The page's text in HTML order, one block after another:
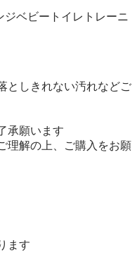
ベビートイレトレーニ
としきれない汚れなどご
承願います
理解の上、ご購入をお願
ます